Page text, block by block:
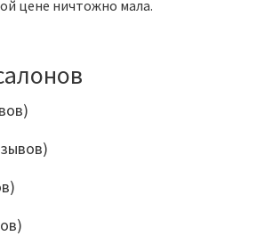
цене ничтожно мала.